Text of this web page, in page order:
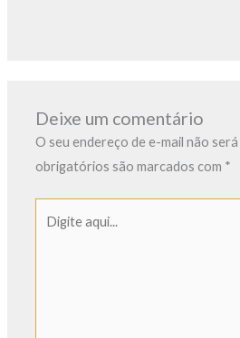
Deixe um comentário
O seu endereço de e-mail não
obrigatórios são marcados com *
aqui...